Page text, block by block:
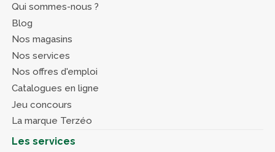
Qui sommes-nous ?
Blog
Nos magasins
Nos services
Nos offres d'emploi
Catalogues en ligne
Jeu concours
La marque Terzéo
Les services